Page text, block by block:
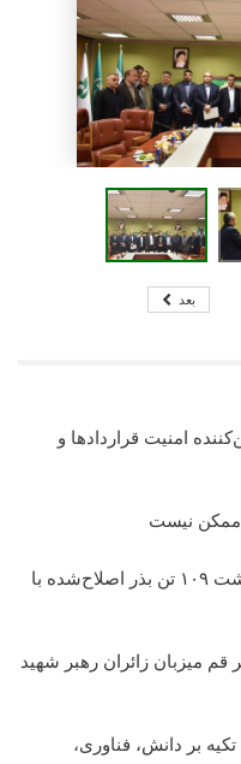
بعد
امنیت قراردادها و
ممکن نیست
رکوردشکنی در تولید بذر کلزا؛ برداشت ۱۰۹ تن بذر اصلاح‌شده با
میزبان زائران رهبر شهید
بر دانش، فناوری،